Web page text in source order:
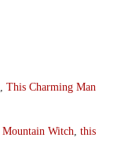
This Charming Man
Mountain Witch this